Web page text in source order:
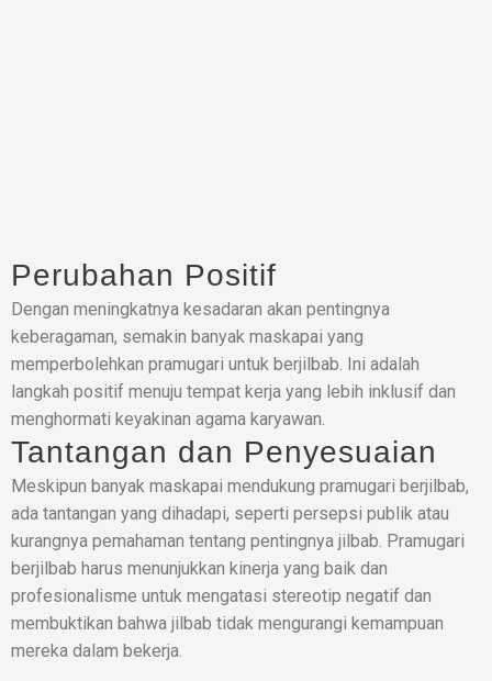
Perubahan Positif
Dengan meningkatnya kesadaran akan pentingnya
keberagaman, semakin banyak maskapai yang
memperbolehkan pramugari untuk berjilbab. Ini adalah
langkah positif menuju tempat kerja yang lebih inklusif dan
menghormati keyakinan agama karyawan.
Tantangan dan Penyesuaian
Meskipun banyak maskapai mendukung pramugari berjilbab,
ada tantangan yang dihadapi, seperti persepsi publik atau
kurangnya pemahaman tentang pentingnya jilbab. Pramugari
berjilbab harus menunjukkan kinerja yang baik dan
profesionalisme untuk mengatasi stereotip negatif dan
membuktikan bahwa jilbab tidak mengurangi kemampuan
mereka dalam bekerja.